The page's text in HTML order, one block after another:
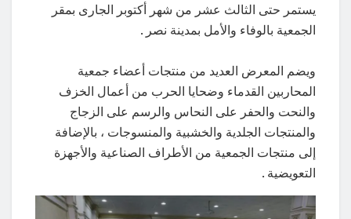
يستمر حتى الثالث عشر من شهر أكتوبر الجارى بمقر
الجمعية بالوفاء والأمل بمدينة نصر .
ويضم المعرض العديد من منتجات أعضاء جمعية
المحاربين القدماء وضحايا الحرب من أعمال الخزف
والنحت والحفر على النحاس والرسم على الزجاج
والمنتجات الجلدية والخشبية والمنسوجات ، بالإضافة
إلى منتجات الجمعية من الأطراف الصناعية والأجهزة
التعويضية .